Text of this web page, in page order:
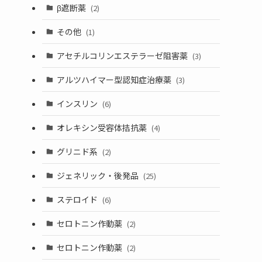
β遮断薬 (2)
その他 (1)
アセチルコリンエステラーゼ阻害薬 (3)
アルツハイマー型認知症治療薬 (3)
インスリン (6)
オレキシン受容体拮抗薬 (4)
グリニド系 (2)
ジェネリック・後発品 (25)
ステロイド (6)
セロトニン作動薬 (2)
セロトニン作動薬 (2)